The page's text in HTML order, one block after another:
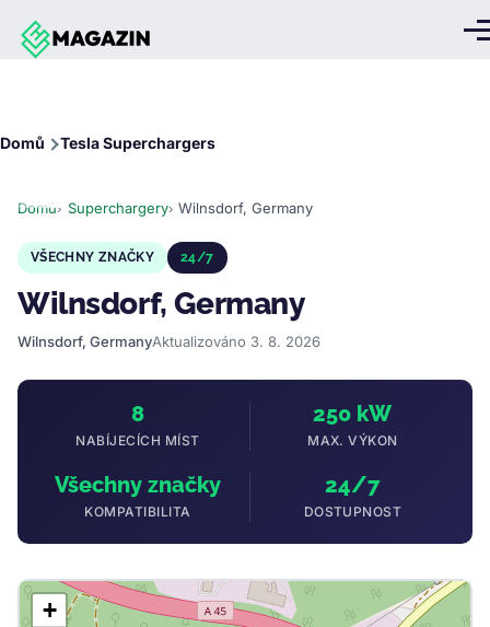
Přejít k hlavnímu obsahu
Domů Tesla Superchargers
Domů Superchargery Wilnsdorf, Germany
VŠECHNY ZNAČKY 24/7
Wilnsdorf, Germany
Wilnsdorf, GermanyAktualizováno 3. 8. 2026
8
NABÍJECÍCH MÍST
250 kW
MAX. VÝKON
Všechny značky
KOMPATIBILITA
24/7
DOSTUPNOST
+